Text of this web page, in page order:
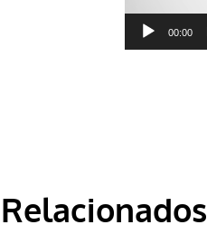
00:00
Relacionados